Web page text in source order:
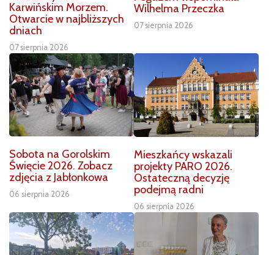
Karwińskim Morzem.
Otwarcie w najbliższych
dniach
07 sierpnia 2026
Wilhelma Przeczka
07 sierpnia 2026
Sobota na Gorolskim
Święcie 2026. Zobacz
zdjęcia z Jabłonkowa
06 sierpnia 2026
Mieszkańcy wskazali
projekty PARO 2026.
Ostateczną decyzję
podejmą radni
06 sierpnia 2026